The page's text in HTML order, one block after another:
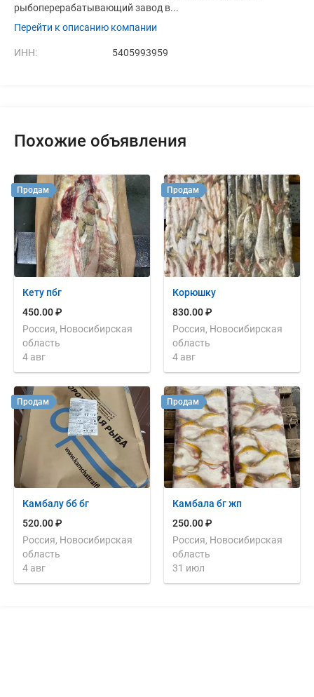
рыбоперерабатывающий завод в...
Перейти к описанию компании
ИНН: 5405993959
Похожие объявления
Кету пбг
450.00 ₽
Россия, Новосибирская
область
4 авг
Продам
Корюшку
830.00 ₽
Россия, Новосибирская
область
4 авг
Продам
Камбалу бб бг
520.00 ₽
Россия, Новосибирская
область
4 авг
Продам
Камбала бг жп
250.00 ₽
Россия, Новосибирская
область
31 июл
Продам